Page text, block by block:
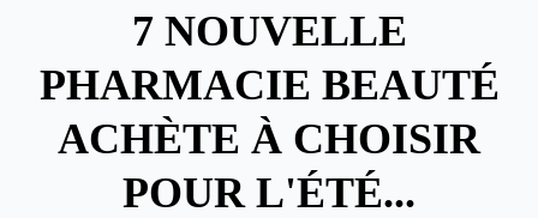
7 NOUVELLE
PHARMACIE BEAUTÉ
ACHÈTE À CHOISIR
POUR L'ÉTÉ...